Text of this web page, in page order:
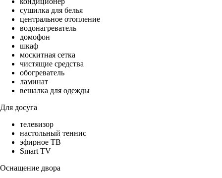
сушилка для белья
центральное отопление
водонагреватель
домофон
шкаф
москитная сетка
чистящие средства
обогреватель
ламинат
вешалка для одежды
Для досуга
телевизор
настольный теннис
эфирное ТВ
Smart TV
Оснащение двора